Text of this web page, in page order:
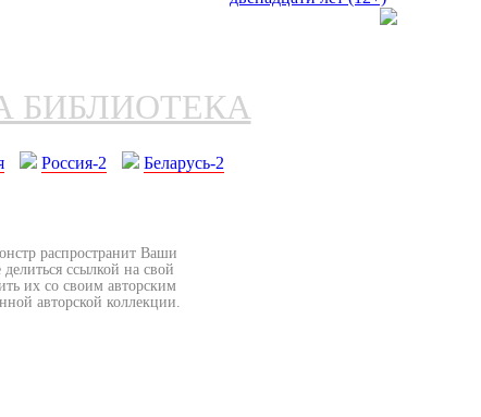
БИБЛИОТЕКА
Россия-2
Беларусь-2
распространит Ваши
ссылкой на свой
их со своим авторским
авторской коллекции.